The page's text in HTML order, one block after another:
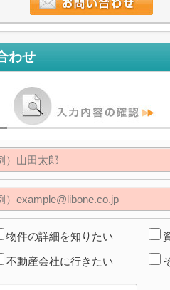
わせ
物件の詳細を知りたい
不動産会社に行きたい